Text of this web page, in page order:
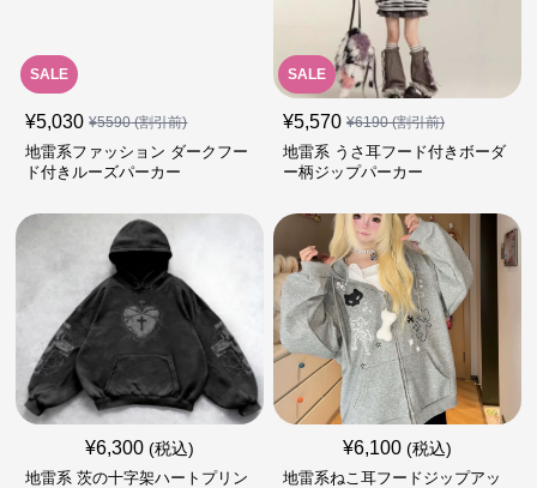
SALE
¥5,030 ¥5590(割引前)
地雷系ファッション ダークフー
ド付きルーズパーカー
SALE
¥5,570 ¥6190(割引前)
地雷系 うさ耳フード付きボーダ
ー柄ジップパーカー
¥6,300 (税込)
地雷系 茨の十字架ハートプリン
¥6,100 (税込)
地雷系ねこ耳フードジップアッ